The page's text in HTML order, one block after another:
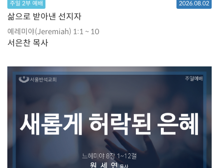
주일 2부 예배 2026.08.02
삶으로 받아낸 선지자
예레미야(Jeremiah) 1:1 ~ 10
서은찬 목사